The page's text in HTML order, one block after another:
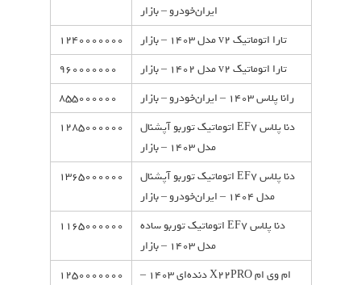
ایران‌خودرو – بازار
تارا اتوماتیک v2 مدل 1403 – بازار
1240000000
تارا اتوماتیک v2 مدل 1402 – بازار
960000000
رانا پلاس 1403 – ایران‌خودرو – بازار
855000000
دنا پلاس EF7 اتوماتیک توربو آپشنال
مدل 1403 – بازار
1285000000
دنا پلاس EF7 اتوماتیک توربو آپشنال
مدل 1404 – ایران‌خودرو – بازار
1365000000
دنا پلاس EF7 اتوماتیک توربو ساده
مدل 1403 – بازار
1165000000
ام وی ام X22PRO دنده‌ای 1403 –
1250000000